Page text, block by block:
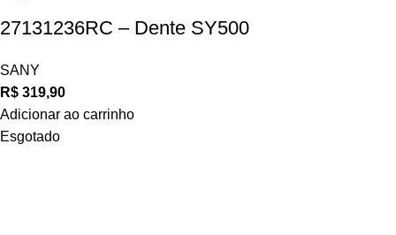
27131236RC – Dente SY500
SANY
R$ 319,90
Adicionar ao carrinho
Esgotado